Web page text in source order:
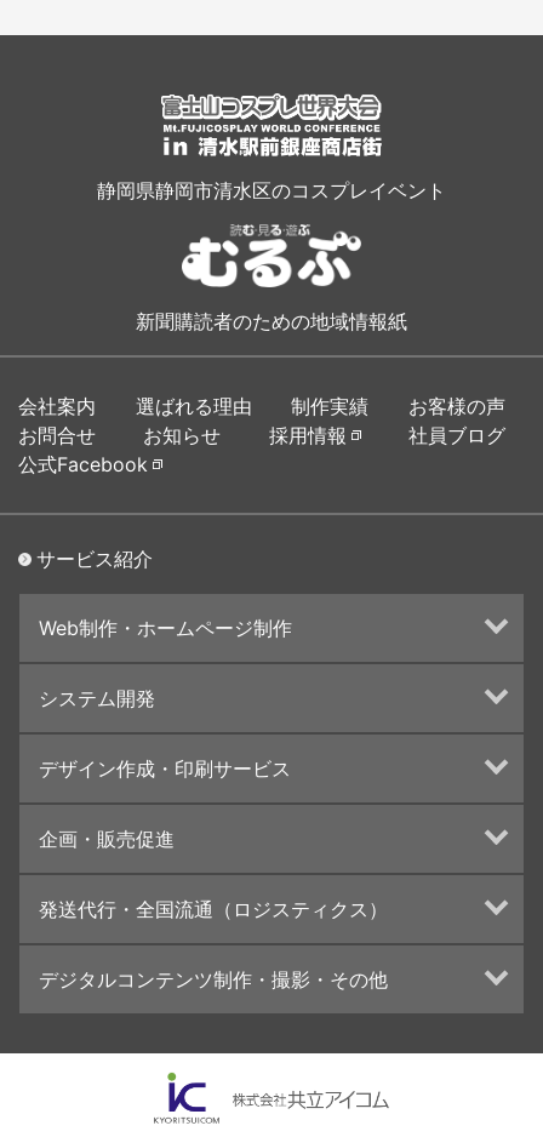
静岡県静岡市清水区のコスプレイベント
新聞購読者のための地域情報紙
会社案内 選ばれる理由 制作実績
お客様の声
お問合せ
お知らせ 採用情報
社員ブログ
公式Facebook
サービス紹介
Web制作・ホームページ制作
ランディングページ制作
インターネット広告代行
UI・UXデザイン設計
システム開発
デザイン作成・印刷サービス
カタログデザインの制作・印刷
学校・会社案内パンフレット制作・印刷
高精細印刷（スブリマ印刷）
社内報
名刺
一般印刷 （オンデマンド・オフセット）
ユニバーサル・コミュニケーション・デザイン
企画・販売促進
ブランディング戦略
コンテンツ制作
採用プロモーション
発送代行・全国流通（ロジスティクス）
デジタルコンテンツ制作・撮影・その他
イラスト・キャラクター制作
ロゴデザイン・CI設計